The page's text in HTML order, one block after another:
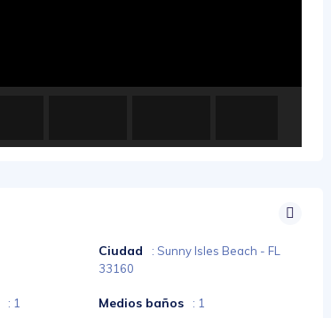
Ciudad
: Sunny Isles Beach - FL
33160
: 1 Medios baños : 1